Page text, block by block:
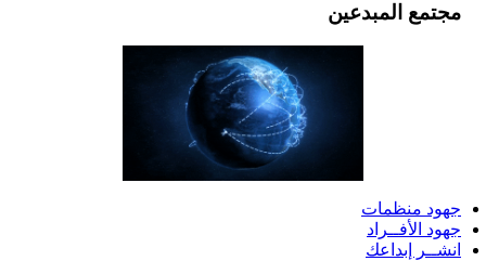
مجتمع المبدعين
جهود منظمات
جهود الأفــراد
انشــر إبداعك